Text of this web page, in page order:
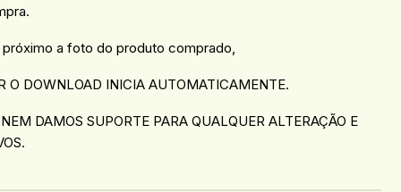
a foto do produto comprado,
O DOWNLOAD INICIA AUTOMATICAMENTE.
DAMOS SUPORTE PARA QUALQUER ALTERAÇÃO E